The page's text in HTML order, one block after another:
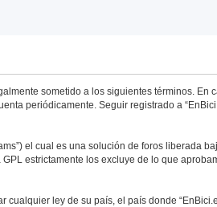
sometido a los siguientes términos.
periódicamente. Seguir registrado a
el cual es una solución de foros liberada
estrictamente los excluye de lo que
ley de su país, el país donde